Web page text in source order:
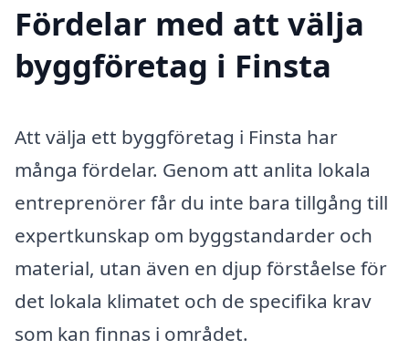
Fördelar med att välja
byggföretag i Finsta
Att välja ett byggföretag i Finsta har
många fördelar. Genom att anlita lokala
entreprenörer får du inte bara tillgång till
expertkunskap om byggstandarder och
material, utan även en djup förståelse för
det lokala klimatet och de specifika krav
som kan finnas i området.